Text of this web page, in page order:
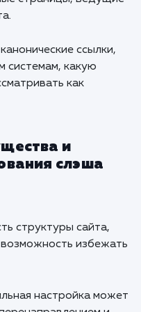
замедлит
их избежать
настройка
загрузку